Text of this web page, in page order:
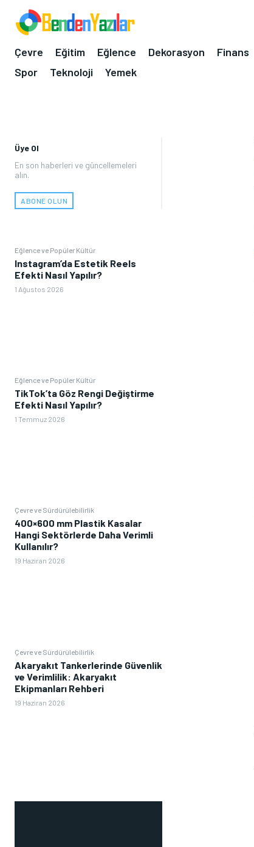
Çevre Eğitim Eğlence Dekorasyon Finans
Spor
Teknoloji Yemek
Üye Ol
En son haberleri ve güncellemeleri
alın.
ABONE OLUN
Eğlence ve Popüler Kültür
Instagram’da Estetik Reels
Efekti Nasıl Yapılır?
1 Ağustos 2026
Eğlence ve Popüler Kültür
TikTok’ta Göz Rengi Değiştirme
Efekti Nasıl Yapılır?
1 Temmuz 2026
Çevre ve Sürdürülebilirlik
400×600 mm Plastik Kasalar
Hangi Sektörlerde Daha Verimli
Kullanılır?
19 Haziran 2026
Çevre ve Sürdürülebilirlik
Akaryakıt Tankerlerinde Güvenlik
ve Verimlilik: Akaryakıt
Ekipmanları Rehberi
19 Haziran 2026